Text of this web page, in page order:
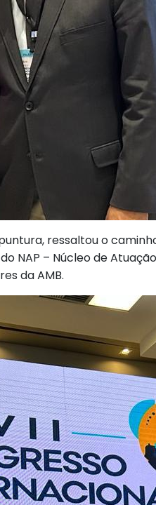
ressaltou o
NAP – Núcleo de
da AMB.